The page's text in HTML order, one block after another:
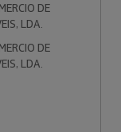
DE
LDA.
DE
LDA.